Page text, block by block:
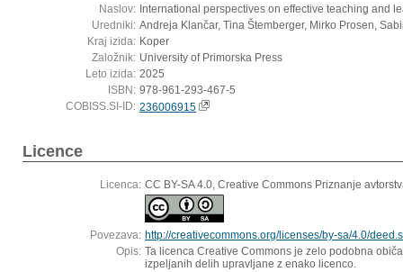
Naslov: International perspectives on effective teaching and
Uredniki: Andreja Klančar, Tina Štemberger, Mirko Prosen,
Kraj izida: Koper
Založnik: University of Primorska Press
Leto izida: 2025
ISBN: 978-961-293-467-5
COBISS.SI-ID: 236006915
Licence
Licenca: CC BY-SA 4.0, Creative Commons Priznanje
Povezava: http://creativecommons.org/licenses/by-sa/4.0/
Opis: Ta licenca Creative Commons je zelo podobna
izpeljanih delih upravljane z enako licenco.